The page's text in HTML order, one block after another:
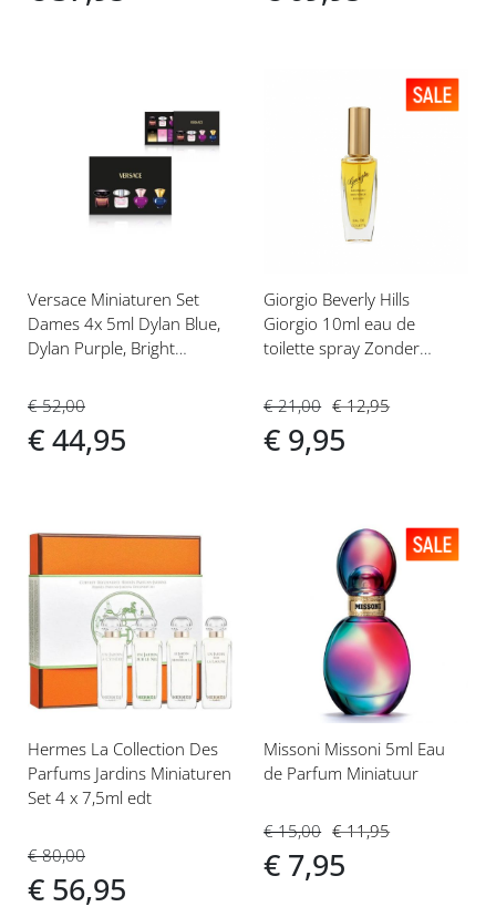
verlanglijst
Versace Miniaturen Set
Dames 4x 5ml Dylan Blue,
Dylan Purple, Bright
€ 52,00
€ 44,95
verlanglijst
Giorgio Beverly Hills
Giorgio 10ml eau de
toilette spray Zonder
€ 21,00
€ 9,95
€ 12,95
Voeg
verlanglijst
Hermes La Collection Des
Parfums Jardins Miniaturen
Set 4 x 7,5ml edt
€ 80,00
€ 56,95
verlanglijst
Missoni Missoni 5ml Eau
de Parfum Miniatuur
€ 15,00
€ 7,95
€ 11,95